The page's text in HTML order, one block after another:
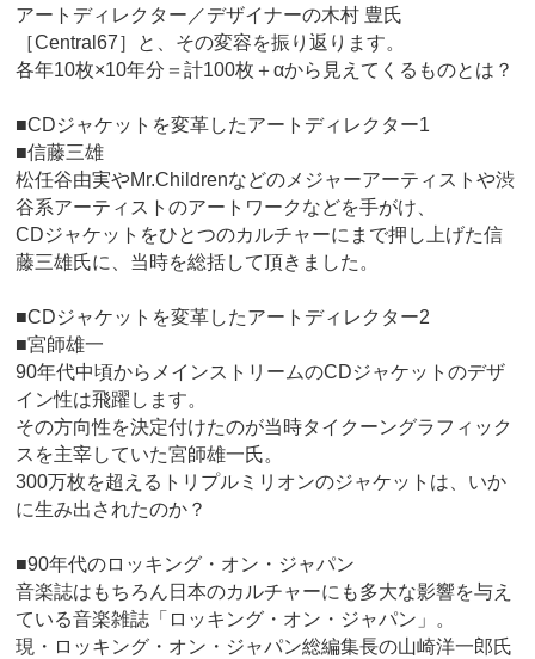
アートディレクター／デザイナーの木村 豊氏
［Central67］と、その変容を振り返ります。
各年10枚×10年分＝計100枚＋αから見えてくるものとは？
■CDジャケットを変革したアートディレクター1
■信藤三雄
松任谷由実やMr.Childrenなどのメジャーアーティストや渋
谷系アーティストのアートワークなどを手がけ、
CDジャケットをひとつのカルチャーにまで押し上げた信
藤三雄氏に、当時を総括して頂きました。
■CDジャケットを変革したアートディレクター2
■宮師雄一
90年代中頃からメインストリームのCDジャケットのデザ
イン性は飛躍します。
その方向性を決定付けたのが当時タイクーングラフィック
スを主宰していた宮師雄一氏。
300万枚を超えるトリプルミリオンのジャケットは、いか
に生み出されたのか？
■90年代のロッキング・オン・ジャパン
音楽誌はもちろん日本のカルチャーにも多大な影響を与え
ている音楽雑誌「ロッキング・オン・ジャパン」。
現・ロッキング・オン・ジャパン総編集長の山崎洋一郎氏